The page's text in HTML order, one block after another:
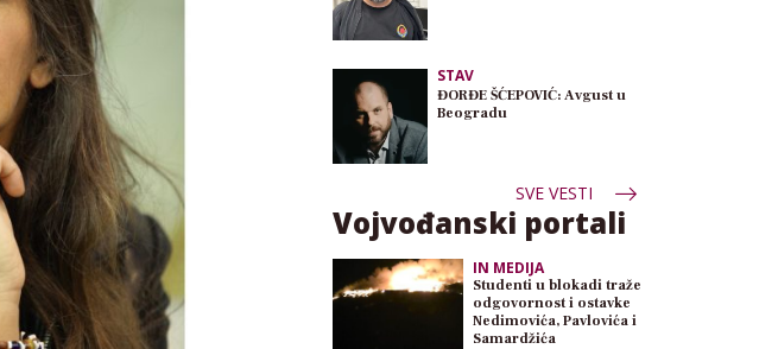
STAV
ĐORĐE ŠĆEPOVIĆ: Avgust u
Beogradu
SVE VESTI
Vojvođanski portali
IN MEDIJA
Studenti u blokadi traže
odgovornost i ostavke
Nedimovića, Pavlovića i
Samardžića